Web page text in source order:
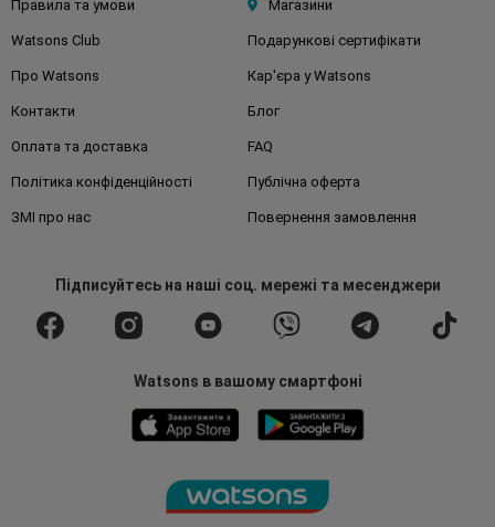
Правила та умови Магазини
Watsons Club Подарункові сертифікати
Про Watsons Кар'єра у Watsons
Контакти Блог
Оплата та доставка FAQ
Політика конфіденційності Публічна оферта
ЗМІ про нас Повернення замовлення
Підписуйтесьна наші соц. мережі та месенджери
Watsons в вашому смартфоні